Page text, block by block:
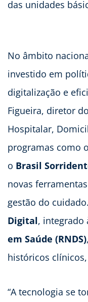
das unidades
No âmbito
investido em
digitalização e
Figueira, diretor
Hospitalar,
programas como o
o Brasil
novas
gestão do
Digital, integrado
em Saúde (RNDS)
históricos
“A tecnologia se